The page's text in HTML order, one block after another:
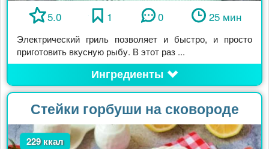
5.0 1 0 25 мин
Электрический гриль позволяет и быстро, и просто
приготовить вкусную рыбу. В этот раз ...
Ингредиенты
Стейки горбуши на сковороде
229 ккал